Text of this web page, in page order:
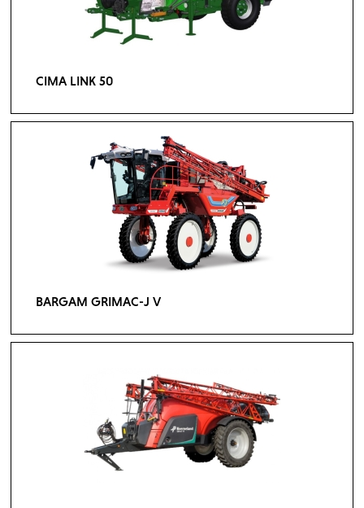
CIMA LINK 50
BARGAM GRIMAC-J V